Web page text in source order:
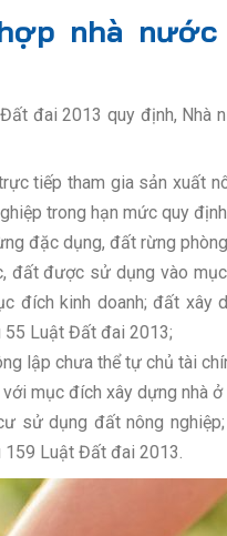
nhà
đai 2013 quy định,
tiếp tham gia sản xuất
trong hạn mức quy
đặc dụng, đất rừng
đất được sử dụng vào
đích kinh doanh; đất xây
Luật Đất đai 2013;
lập chưa thể tự chủ tài
mục đích xây dựng nhà
sử dụng đất nông
Luật Đất đai 2013.